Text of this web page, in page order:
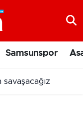
Samsunspor
belli oldu